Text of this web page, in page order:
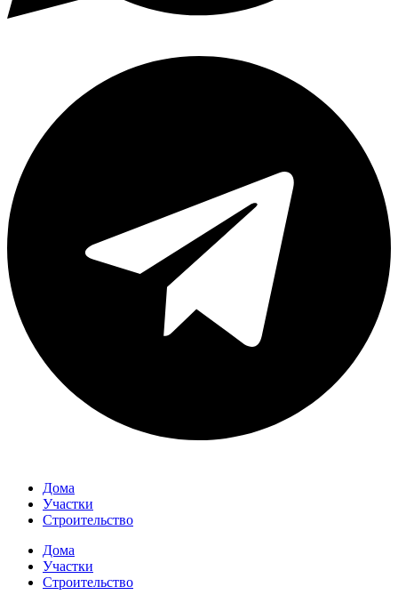
Дома
Участки
Строительство
Дома
Участки
Строительство